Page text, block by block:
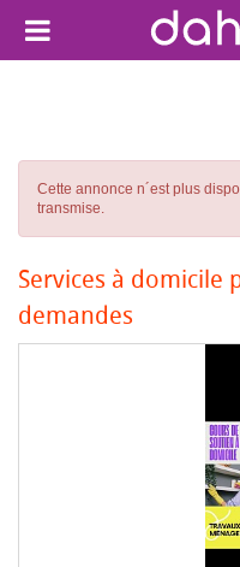
Cette annonce n´est plus
transmise.
Services à domicile
demandes